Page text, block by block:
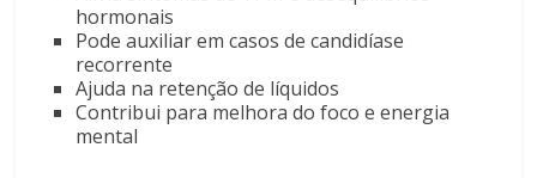
hormonais
Pode auxiliar em casos de candidíase
recorrente
Ajuda na retenção de líquidos
Contribui para melhora do foco e energia
mental